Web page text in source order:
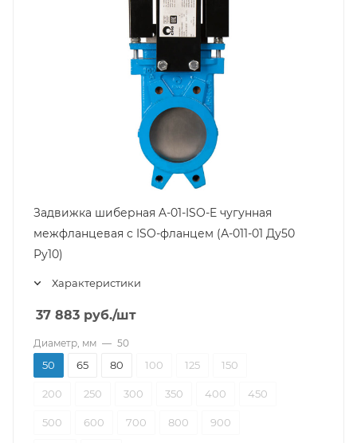
Задвижка шиберная A-01-ISO-E чугунная
межфланцевая с ISO-фланцем (А-011-01 Ду50
Ру10)
Характеристики
37 883 руб./шт
Диаметр, мм — 50
50 65 80 100 125 150
200 250 300 350 400 450
500 600 700 800 900